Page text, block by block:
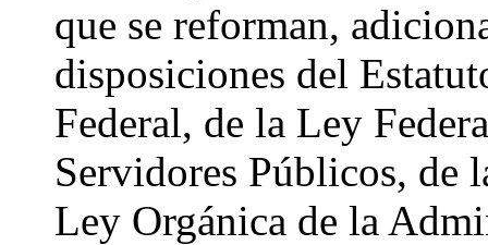
que se reforman,
disposiciones del
Federal, de la Ley
Servidores Públicos, de
Ley Orgánica de la